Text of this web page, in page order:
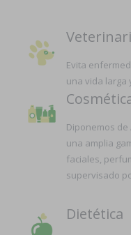
Evita
una vida larga
Diponemos de
una amplia
faciales,
supervisado
Dietética